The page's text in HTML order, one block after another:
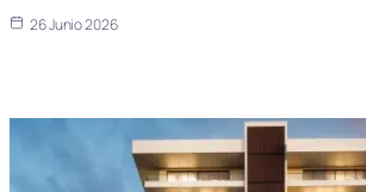
26 Junio 2026